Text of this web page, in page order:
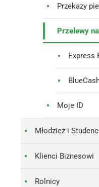
Przekazy
Przelewy
Express
Moje ID
Młodzież i
Klienci Biznesowi
Rolnicy